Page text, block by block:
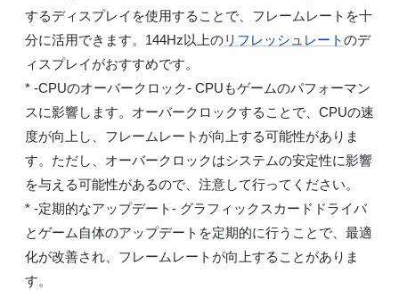
するディスプレイを使用することで、フレームレートを十
分に活用できます。144Hz以上のリフレッシュレートのデ
ィスプレイがおすすめです。
* -CPUのオーバークロック- CPUもゲームのパフォーマン
スに影響します。オーバークロックすることで、CPUの速
度が向上し、フレームレートが向上する可能性がありま
す。ただし、オーバークロックはシステムの安定性に影響
を与える可能性があるので、注意して行ってください。
* -定期的なアップデート- グラフィックスカードドライバ
とゲーム自体のアップデートを定期的に行うことで、最適
化が改善され、フレームレートが向上することがありま
す。